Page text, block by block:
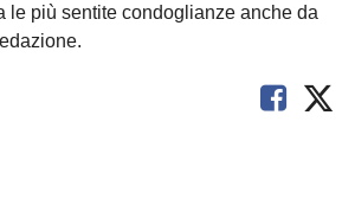
le più sentite condoglianze anche da